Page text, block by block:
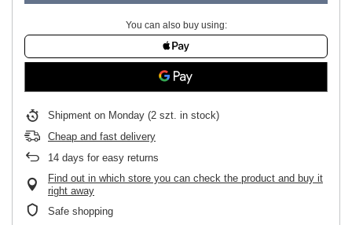
You can also buy using:
Shipment on Monday (2 szt. in stock)
Cheap and fast delivery
14 days for easy returns
Find out in which store you can check the product and buy it
right away
Safe shopping